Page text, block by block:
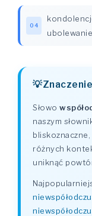
04
ubolewanie
Słowo
naszym
różnych
uniknąć